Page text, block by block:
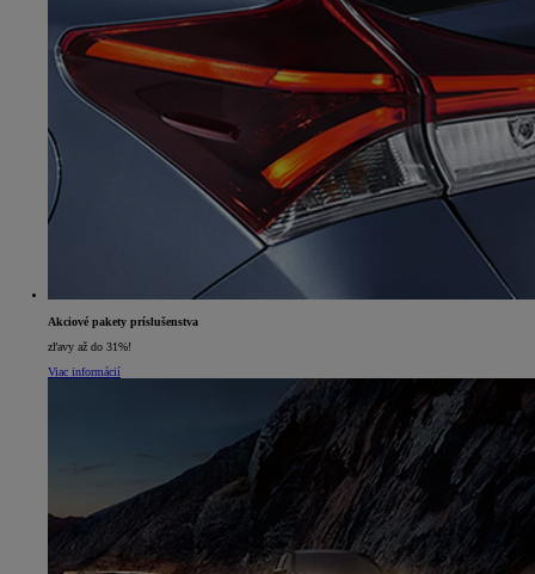
Akciové pakety príslušenstva
zľavy až do 31%!
Viac informácií